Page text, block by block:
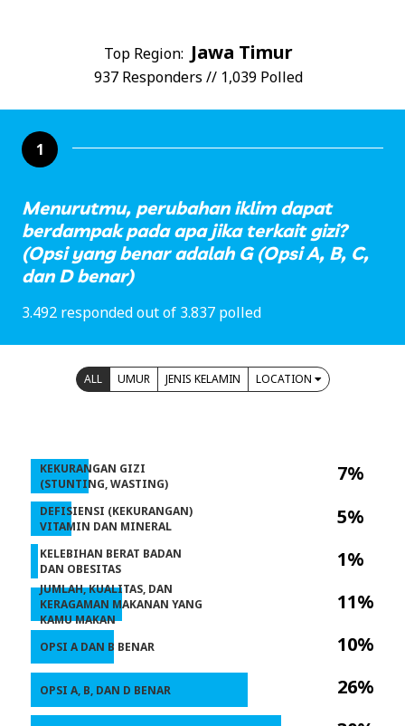
Top Region: Jawa Timur
937 Responders // 1,039 Polled
1
Menurutmu, perubahan iklim dapat
berdampak pada apa jika terkait gizi?
(Opsi yang benar adalah G (Opsi A, B, C,
dan D benar)
3.492 responded out of 3.837 polled
ALL UMUR JENIS KELAMIN LOCATION
7%
5%
1%
11%
10%
26%
KEKURANGAN GIZI
(STUNTING, WASTING)
DEFISIENSI (KEKURANGAN)
VITAMIN DAN MINERAL
KELEBIHAN BERAT BADAN
DAN OBESITAS
JUMLAH, KUALITAS, DAN
KERAGAMAN MAKANAN YANG
KAMU MAKAN
OPSI A DAN B BENAR
OPSI A, B, DAN D BENAR